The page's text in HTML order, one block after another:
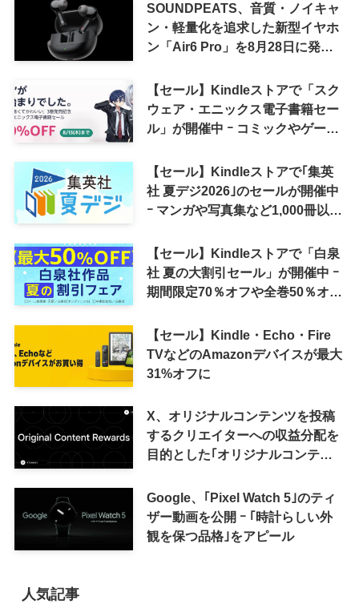
SOUNDPEATS、音質・ノイキャ
ン・軽量化を追求した新型イヤホ
ン「Air6 Pro」を8月28日に発売
【セール】Kindleストアで「スク
ウェア・エニックス電子書籍セー
ル」が開催中 ｰ コミックやゲーム
【セール】Kindleストアで｢集英
社 夏デジ2026｣のセールが開催中
ｰ マンガや写真集など1,000冊以上
【セール】Kindleストアで「白泉
社 夏の大割引セール」が開催中 ｰ
期間限定70％オフや全巻50％オフ
【セール】Kindle・Echo・Fire
TVなどのAmazonデバイスが最大
31%オフに
X、オリジナルコンテンツを投稿
するクリエイターへの収益分配を
目的とした｢オリジナルコンテン
来の｢収益分配｣は廃止
Google、｢Pixel Watch 5｣のティ
ザー動画を公開 ｰ ｢時計らしい外
観を保つ品格｣をアピール
人気記事